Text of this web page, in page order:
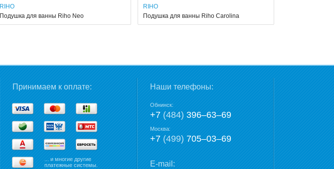
RIHO
Подушка для ванны Riho Neo
RIHO
Подушка для ванны Riho Carolina
Принимаем к оплате:
... и многие другие
платежные системы.
Наши телефоны:
Обнинск:
+7(484)396‒63‒69
Москва:
+7(499)705‒03‒69
E-mail: